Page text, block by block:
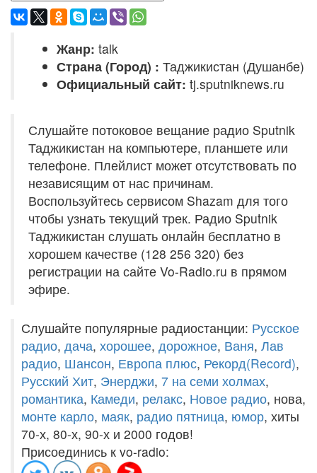
Жанр: talk
Страна (Город) : Таджикистан (Душанбе)
Официальный сайт: tj.sputniknews.ru
Слушайте потоковое вещание радио Sputnik
Таджикистан на компьютере, планшете или
телефоне. Плейлист может отсутствовать по
независящим от нас причинам.
Воспользуйтесь сервисом Shazam для того
чтобы узнать текущий трек. Радио Sputnik
Таджикистан слушать онлайн бесплатно в
хорошем качестве (128 256 320) без
регистрации на сайте Vo-Radio.ru в прямом
эфире.
Слушайте популярные радиостанции: Русское
радио, дача, хорошее, дорожное, Ваня, Лав
радио, Шансон, Европа плюс, Рекорд(Record),
Русский Хит, Энерджи, 7 на семи холмах,
романтика, Камеди, релакс, Новое радио, нова,
монте карло, маяк, радио пятница, юмор, хиты
70-х, 80-х, 90-х и 2000 годов!
Присоединись к vo-radio: